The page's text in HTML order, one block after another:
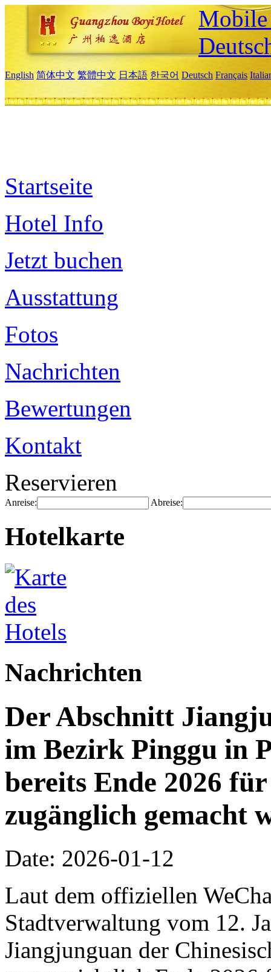
English 简体中文 繁體中文 日本語 한국어 Deutsch Français
Startseite
Hotel Info
Jetzt buchen
Ausstattung
Fotos
Nachrichten
Bewertungen
Kontakt
Reservieren
Anreise: Abreise:
Hotelkarte
Nachrichten
Der Abschnitt
im Bezirk Pinggu in
bereits Ende 2026
zugänglich gemacht
Date: 2026-01-12
Laut dem offiziellen
Stadtverwaltung vom 12.
Jiangjunguan der